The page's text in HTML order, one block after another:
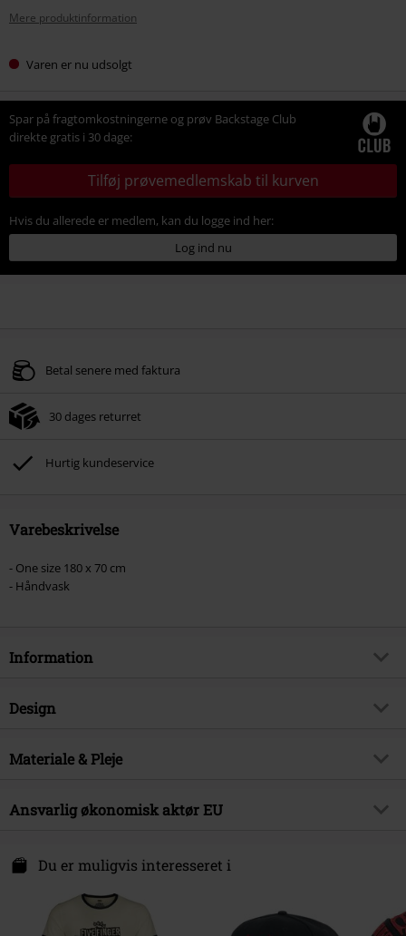
Mere produktinformation
Varen er nu udsolgt
Spar på fragtomkostningerne og prøv Backstage Club
direkte gratis i 30 dage:
Tilføj prøvemedlemskab til kurven
Hvis du allerede er medlem, kan du logge ind her:
Log ind nu
Betal senere med faktura
30 dages returret
Hurtig kundeservice
Varebeskrivelse
- One size 180 x 70 cm
- Håndvask
Information
Artikelnr.
Musikgenre
Produktemne
Bandmerchandise, Bands, Gaver
Band
Five Finger Death Punch
Udgivelsesdato
Unisex
Design
Produkttype
Farve
multifarvet
Materiale & Pleje
Ydermateriale 100% Polyester
Ansvarlig økonomisk aktør EU
Einsteinstr. 6
49835 Wietmarschen
Du er muligvis interesseret i